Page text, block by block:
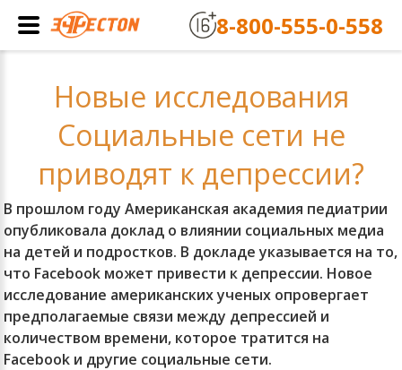
Новые исследования
Социальные сети не
приводят к депрессии?
В прошлом году Американская академия педиатрии
опубликовала доклад о влиянии социальных медиа
на детей и подростков. В докладе указывается на то,
что Facebook может привести к депрессии. Новое
исследование американских ученых опровергает
предполагаемые связи между депрессией и
количеством времени, которое тратится на
Facebook и другие социальные сети.
8-800-555-0-558